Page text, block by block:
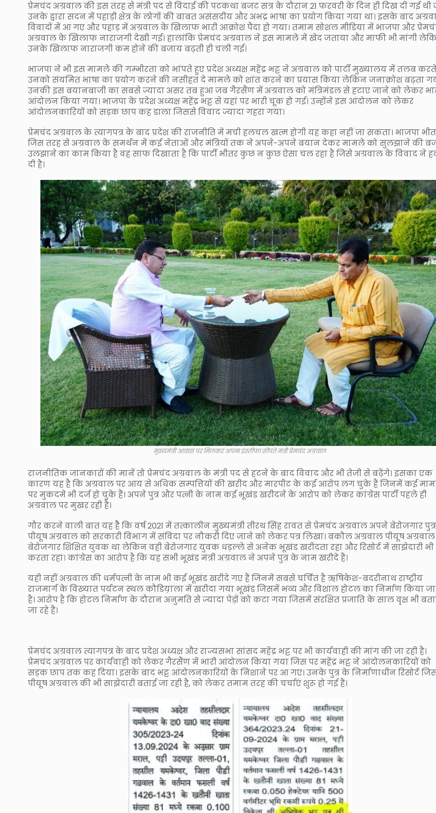
प्रेमचंद अग्रवाल की इस तरह से मंत्री पद से विदाई की पटकथा बजट सत्र के दौरान 21 फरवरी के दिन ही दिख दी गई थी
उनके द्वारा सदन में पहाड़ी क्षेत्र के लोगों की बाबत असंसदीय और अभद्र भाषा का प्रयोग किया गया था। इसके बाद
विवादों में आ गए और पहाड़ में अग्रवाल के खिलाफ भारी आक्रोश पैदा हो गया। तमाम सोशल मीडिया में भाजपा और
अग्रवाल के खिलाफ नाराजगी देखी गई। हालांकि प्रेमचंद अग्रवाल ने इस मामले में खेद जताया और माफी भी मांगी
उनके खिलाफ नाराजगी कम होने की बजाय बढ़ती ही चली गई।
भाजपा ने भी इस मामले की गम्भीरता को भांपते हुए प्रदेश अध्यक्ष महेंद्र भट्ट ने अग्रवाल को पार्टी मुख्यालय में तलब
उनको संयमित भाषा का प्रयोग करने की नसीहत दे मामले को शांत करने का प्रयास किया लेकिन जनाक्रोश बढ़ता
उनकी इस बयानबाजी का सबसे ज्यादा असर तब हुआ जब गैरसैंण में अग्रवाल को मंत्रिमंडल से हटाए जाने को लेकर
आंदोलन किया गया। भाजपा के प्रदेश अध्यक्ष महेंद्र भट्ट से यहां पर भारी चूक हो गई। उन्होंने इस आंदोलन को लेकर
आंदोलनकारियों को सड़क छाप कह डाला जिससे विवाद ज्यादा गहरा गया।
प्रेमचंद अग्रवाल के त्यागपत्र के बाद प्रदेश की राजनीति में मची हलचल खत्म होगी यह कहा नहीं जा सकता। भाजपा
जिस तरह से अग्रवाल के समर्थन में कई नेताओं और मंत्रियों तक ने अपने-अपने बयान देकर मामले को सुलझाने की
उलझाने का काम किया है वह साफ दिखाता है कि पार्टी भीतर कुछ न कुछ ऐसा चल रहा है जिसे अग्रवाल के विवाद ने
दी है।
मुख्यमंत्री आवास पर मिलकर अपना इस्तीफा सौंपते मंत्री प्रेमचंद अग्रवाल
राजनीतिक जानकारों की मानें तो प्रेमचंद अग्रवाल के मंत्री पद से हटने के बाद विवाद और भी तेजी से बढ़ेंगे। इसका एक
कारण यह है कि अग्रवाल पर आय से अधिक सम्पत्तियों की खरीद और मारपीट के कई आरोप लग चुके हैं जिनमें कई
पर मुकदमे भी दर्ज हो चुके हैं। अपने पुत्र और पत्नी के नाम कई भूखंड खरीदने के आरोप को लेकर कांग्रेस पार्टी पहले ही
अग्रवाल पर मुखर रही है।
गौर करने वाली बात यह हेै कि वर्ष 2021 में तत्कालीन मुख्यमंत्री तीरथ सिंह रावत से प्रेमचंद अग्रवाल अपने बेरोजगार पुत्र
पीयूष अग्रवाल को सरकारी विभाग में संविदा पर नौकरी दिए जाने को लेकर पत्र लिखा। बकौल अग्रवाल पीयूष अग्रवाल
बेरोजगार शिक्षित युवक था लेकिन वही बेरोजगार युवक धड़ल्ले से अनेक भूखंड खरीदता रहा और रिसोर्ट में साझेदारी भी
करता रहा। कांग्रेस का आरोप है कि यह सभी भूखंड मंत्री अग्रवाल ने अपने पुत्र के नाम खरीदे हैं।
यही नहीं अग्रवाल की धर्मपत्नी के नाम भी कई भूखंड खरीदे गए हैं जिनमें सबसे चर्चित है ऋषिकेश-बदरीनाथ राष्ट्रीय
राजमार्ग के विख्यात पर्यटन स्थल कौडिय़ाला में खरीदा गया भूखंड जिसमें भव्य और विशाल होटल का निर्माण किया जा
है। आरोप है कि होटल निर्माण के दौरान अनुमति से ज्यादा पेड़ों को कटा गया जिसमें संरक्षित प्रजाति के साल वृक्ष भी
जा रहे हैं।
प्रेमचंद अग्रवाल त्यागपत्र के बाद प्रदेश अध्यक्ष और राज्यसभा सांसद महेंद्र भट्ट पर भी कार्यवाही की मांग की जा रही है।
प्रेमचंद अग्रवाल पर कार्यवाही को लेकर गैरसैंण में भारी आंदोलन किया गया जिस पर महेंद्र भट्ट ने आंदोलनकारियों को
सड़क छाप तक कह दिया। इसके बाद भट्ट आंदोलनकारियों के निशाने पर आ गए। उनके पुत्र के निर्माणाधीन रिसोर्ट
पीयूष अग्रवाल की भी साझेदारी बताई जा रही है, को लेकर तमाम तरह की चर्चाएं शुरू हो गई हैं।